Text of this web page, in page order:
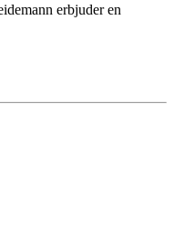
erbjuder en